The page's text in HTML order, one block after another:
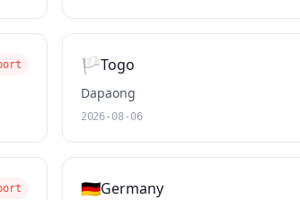
🏳️Togo
Dapaong
2026-08-06
🇩🇪Germany